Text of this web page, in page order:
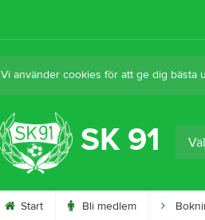
Vi använder cookies för att ge dig bästa
SK 91
Start Bli medlem